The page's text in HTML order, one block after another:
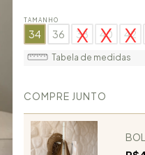
TAMANHO
34 36 38 40 42
Tabela de medidas
COMPRE JUNTO